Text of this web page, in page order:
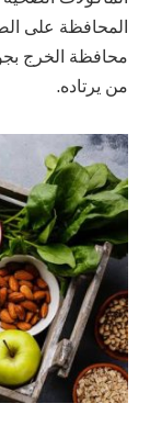
المحافظة على
محافظة الخرج
من يرتاده.